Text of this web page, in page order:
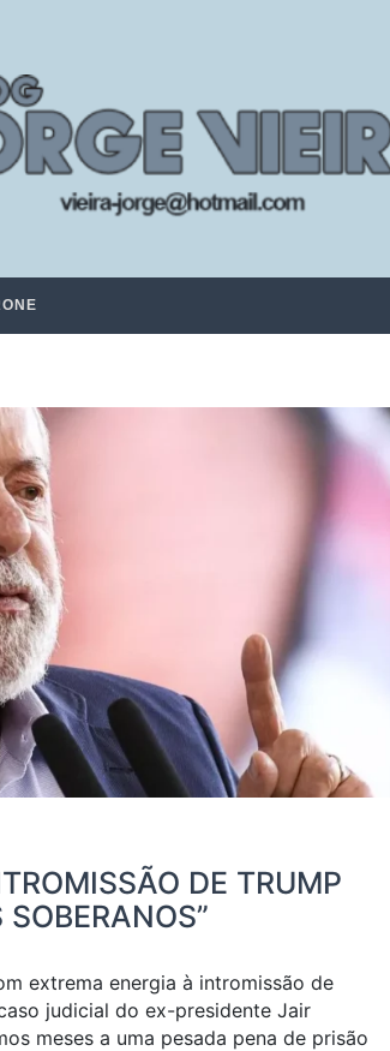
DE TRUMP
extrema energia à intromissão de
judicial do ex-presidente Jair
meses a uma pesada pena de prisão